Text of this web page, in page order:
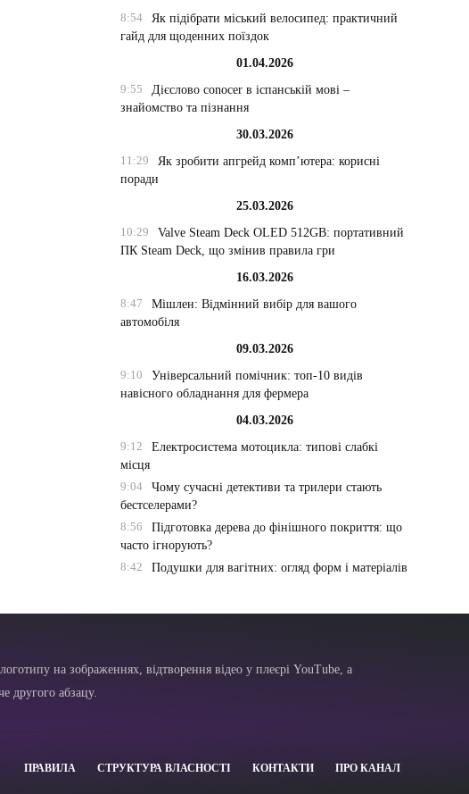
8:54
Як підібрати міський велосипед: практичний
гайд для щоденних поїздок
01.04.2026
9:55
Дієслово conocer в іспанській мові –
знайомство та пізнання
30.03.2026
11:29
Як зробити апгрейд комп’ютера: корисні
поради
25.03.2026
10:29
Valve Steam Deck OLED 512GB: портативний
ПК Steam Deck, що змінив правила гри
16.03.2026
8:47
Мішлен: Відмінний вибір для вашого
автомобіля
09.03.2026
9:10
Універсальний помічник: топ-10 видів
навісного обладнання для фермера
04.03.2026
9:12
Електросистема мотоцикла: типові слабкі
місця
9:04
Чому сучасні детективи та трилери стають
бестселерами?
8:56
Підготовка дерева до фінішного покриття: що
часто ігнорують?
8:42
Подушки для вагітних: огляд форм і матеріалів
на зображеннях, відтворення відео у плеєрі YouTube, а
другого абзацу.
ПРАВИЛА СТРУКТУРА ВЛАСНОСТІ КОНТАКТИ ПРО КАНАЛ